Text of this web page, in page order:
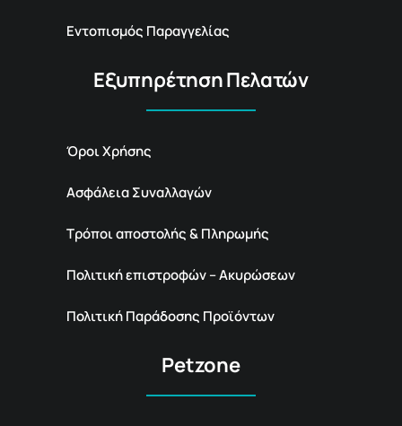
Εντοπισμός Παραγγελίας
Εξυπηρέτηση Πελατών
Όροι Χρήσης
Ασφάλεια Συναλλαγών
Τρόποι αποστολής & Πληρωμής
Πολιτική επιστροφών – Ακυρώσεων
Πολιτική Παράδοσης Προϊόντων
Petzone